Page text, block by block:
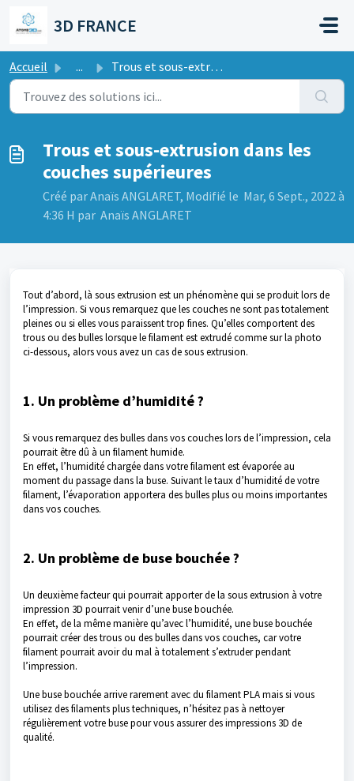
3D FRANCE
Accueil ... Trous et sous-extrusion dans les couches supérieures
Trous et sous-extrusion dans les
couches supérieures
Créé par Anaïs ANGLARET, Modifié le Mar, 6 Sept., 2022 à
4:36 H par Anaïs ANGLARET
Tout d’abord, là sous extrusion est un phénomène qui se produit lors de
l’impression. Si vous remarquez que les couches ne sont pas totalement
pleines ou si elles vous paraissent trop fines. Qu’elles comportent des
trous ou des bulles lorsque le filament est extrudé comme sur la photo
ci-dessous, alors vous avez un cas de sous extrusion.
1. Un problème d’humidité ?
Si vous remarquez des bulles dans vos couches lors de l’impression, cela
pourrait être dû à un filament humide.
En effet, l’humidité chargée dans votre filament est évaporée au
moment du passage dans la buse. Suivant le taux d’humidité de votre
filament, l’évaporation apportera des bulles plus ou moins importantes
dans vos couches.
2. Un problème de buse bouchée ?
Un deuxième facteur qui pourrait apporter de la sous extrusion à votre
impression 3D pourrait venir d’une buse bouchée.
En effet, de la même manière qu’avec l’humidité, une buse bouchée
pourrait créer des trous ou des bulles dans vos couches, car votre
filament pourrait avoir du mal à totalement s’extruder pendant
l’impression.
Une buse bouchée arrive rarement avec du filament PLA mais si vous
utilisez des filaments plus techniques, n’hésitez pas à nettoyer
régulièrement votre buse pour vous assurer des impressions 3D de
qualité.